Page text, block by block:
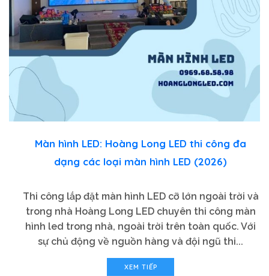
Màn hình LED: Hoàng Long LED thi công đa
dạng các loại màn hình LED (2026)
Thi công lắp đặt màn hình LED cỡ lớn ngoài trời và
trong nhà Hoàng Long LED chuyên thi công màn
hình led trong nhà, ngoài trời trên toàn quốc. Với
sự chủ động về nguồn hàng và đội ngũ thi...
XEM TIẾP